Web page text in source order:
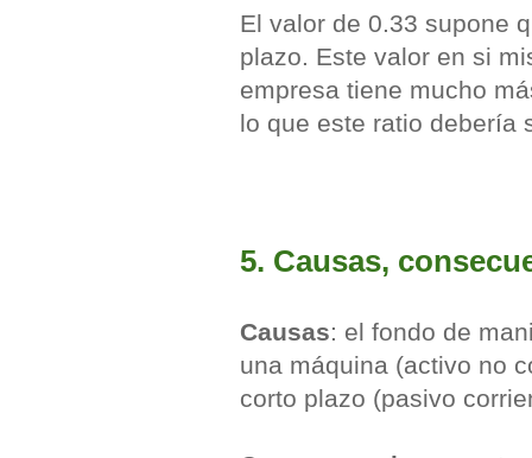
El valor de 0.33 supone
plazo. Este valor en si
empresa tiene mucho
lo que este ratio debería
5. Causas,
Causas: el fondo de
una máquina (activo no
corto plazo (pasivo